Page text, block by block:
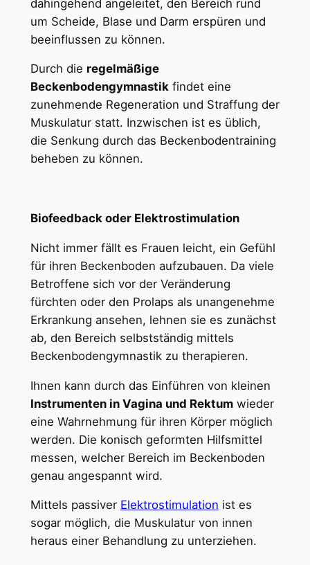
dahingehend angeleitet, den Bereich rund
um Scheide, Blase und Darm erspüren und
beeinflussen zu können.
Durch die regelmäßige
Beckenbodengymnastikfindet eine
zunehmende Regeneration und Straffung der
Muskulatur statt. Inzwischen ist es üblich,
die Senkung durch das Beckenbodentraining
beheben zu können.
Biofeedback oder Elektrostimulation
Nicht immer fällt es Frauen leicht, ein Gefühl
für ihren Beckenboden aufzubauen. Da viele
Betroffene sich vor der Veränderung
fürchten oder den Prolaps als unangenehme
Erkrankung ansehen, lehnen sie es zunächst
ab, den Bereich selbstständig mittels
Beckenbodengymnastik zu therapieren.
Ihnen kann durch das Einführen von kleinen
Instrumenten in Vagina und Rektumwieder
eine Wahrnehmung für ihren Körper möglich
werden. Die konisch geformten Hilfsmittel
messen, welcher Bereich im Beckenboden
genau angespannt wird.
Mittels passiver Elektrostimulation ist es
sogar möglich, die Muskulatur von innen
heraus einer Behandlung zu unterziehen.